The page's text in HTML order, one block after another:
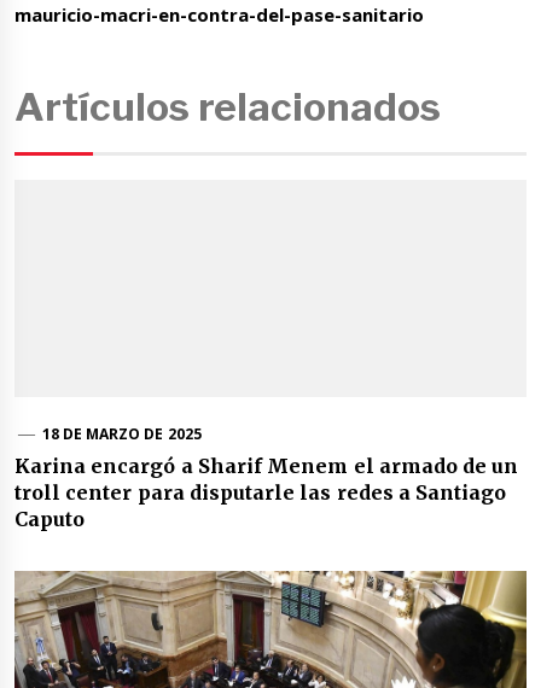
mauricio-macri-en-contra-del-pase-sanitario
Artículos relacionados
18 DE MARZO DE 2025
Karina encargó a Sharif Menem el armado de un
troll center para disputarle las redes a Santiago
Caputo